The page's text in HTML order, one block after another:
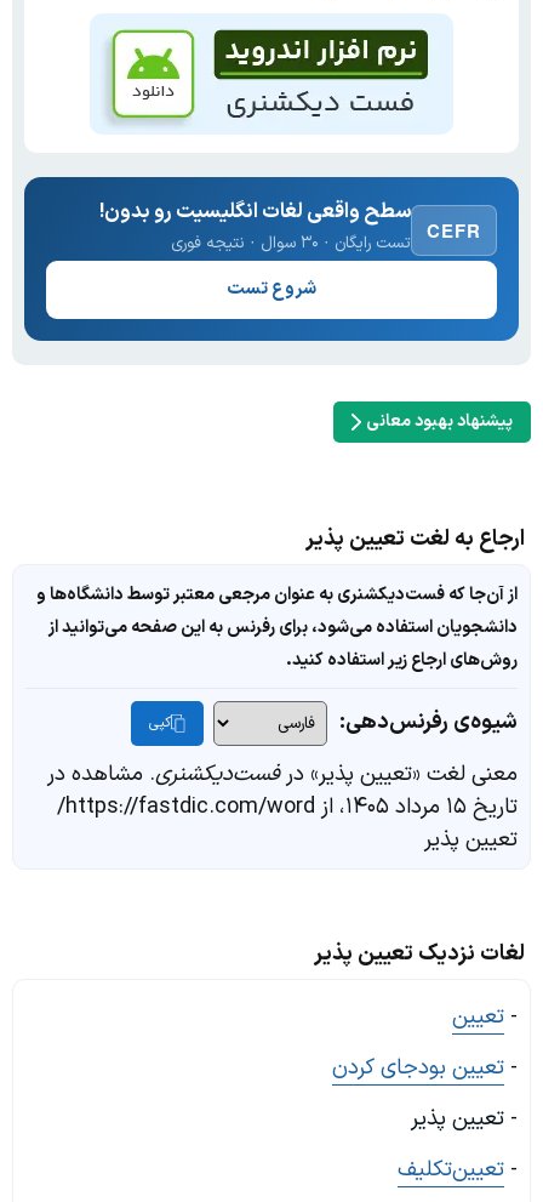
CEFR
سطح واقعی لغات انگلیسیت رو بدون!
تست رایگان · ۳۰ سوال · نتیجه فوری
شروع تست
پیشنهاد بهبود معانی
ارجاع به لغت تعیین پذیر
از آن‌جا که فست‌دیکشنری به عنوان مرجعی معتبر توسط دانشگاه‌ها و
دانشجویان استفاده می‌شود، برای رفرنس به این صفحه می‌توانید از
روش‌های ارجاع زیر استفاده کنید.
شیوه‌ی رفرنس‌دهی: کپی
معنی لغت «تعیین پذیر» درفست‌دیکشنری. مشاهده در
تاریخ ۱۵ مرداد ۱۴۰۵، از https://fastdic.com/word/
تعیین پذیر
لغات نزدیک تعیین پذیر
- تعیین
- تعیین بودجای کردن
- تعیین پذیر
- تعیین‌تکلیف